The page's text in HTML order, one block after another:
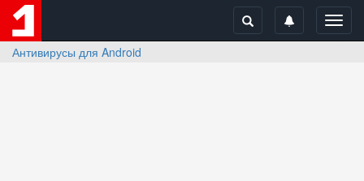
Антивирусы для Android